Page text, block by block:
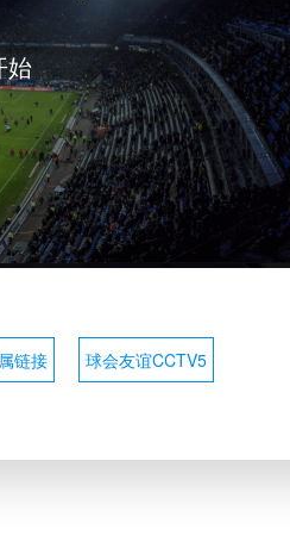
始
链接 球会友谊CCTV5